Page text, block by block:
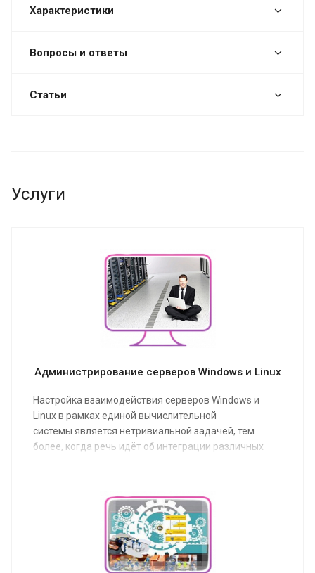
Характеристики
Вопросы и ответы
Статьи
Услуги
Администрирование серверов Windows и Linux
Настройка взаимодействия серверов Windows и
Linux в рамках единой вычислительной
системы является нетривиальной задачей, тем
более, когда речь идёт об интеграции различных
В данном контексте, одна
голова лучше двух.